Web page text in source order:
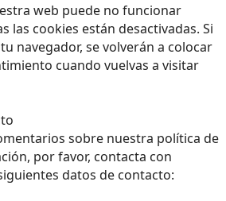
web puede no funcionar
las cookies están desactivadas. Si
navegador, se volverán a colocar
cuando vuelvas a visitar
sobre nuestra política de
por favor, contacta con
datos de contacto: